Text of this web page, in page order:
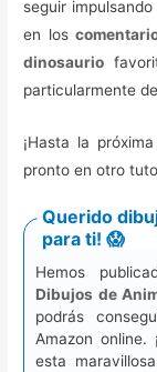
seguir
en los
dinosaurio
particularmente
¡Hasta la
pronto en otro
Querido
para ti! 😱
Hemos
Dibujos de
podrás
Amazon online.
esta